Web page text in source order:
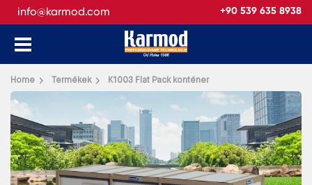
info@karmod.com +90 539 635 8938
Home Termékek K1003 Flat Pack konténer